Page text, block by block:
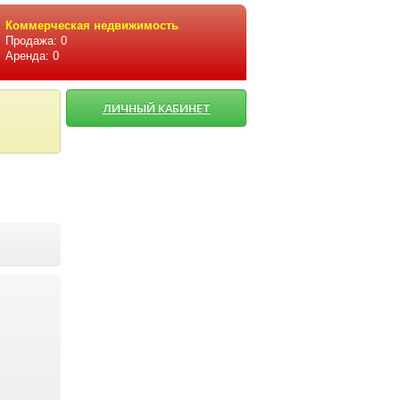
Коммерческая недвижимость
Продажа: 0
Аренда: 0
ЛИЧНЫЙ КАБИНЕТ